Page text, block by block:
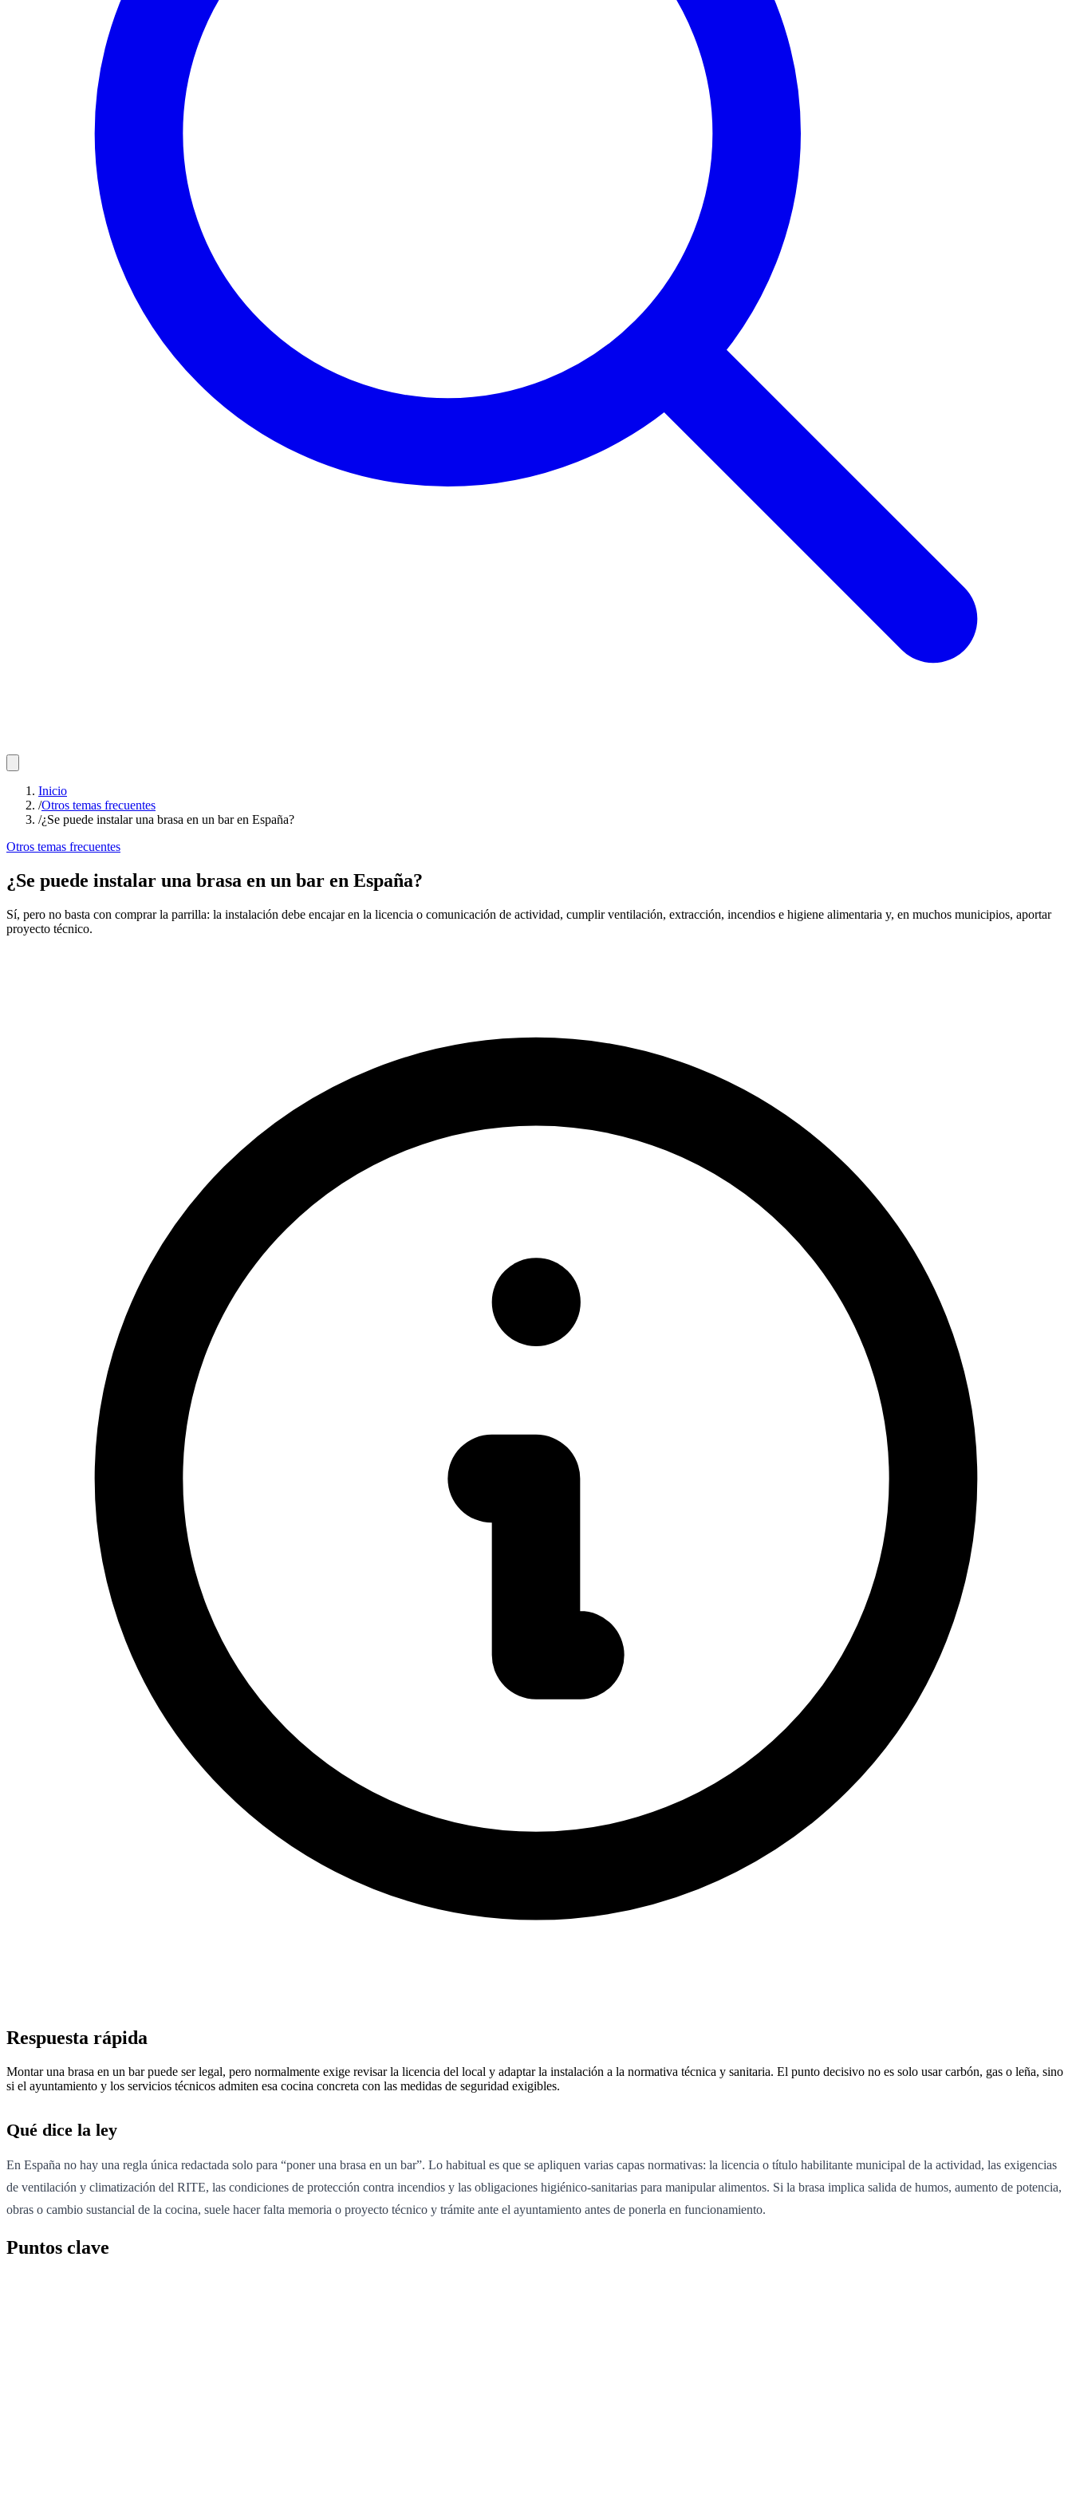
Inicio
/Otros temas frecuentes
/¿Se puede instalar una brasa en un bar en España?
Otros temas frecuentes
¿Se puede instalar una brasa en un bar en España?
Sí, pero no basta con comprar la parrilla: la instalación debe encajar en la licencia o comunicación de actividad, cumplir ventilación, extracción, incendios e higiene alimentaria y, en muchos municipios, aportar
proyecto técnico.
Respuesta rápida
Montar una brasa en un bar puede ser legal, pero normalmente exige revisar la licencia del local y adaptar la instalación a la normativa técnica y sanitaria. El punto decisivo no es solo usar carbón, gas o leña, sino
si el ayuntamiento y los servicios técnicos admiten esa cocina concreta con las medidas de seguridad exigibles.
Qué dice la ley
En España no hay una regla única redactada solo para “poner una brasa en un bar”. Lo habitual es que se apliquen varias capas normativas: la licencia o título habilitante municipal de la actividad, las exigencias
de ventilación y climatización del RITE, las condiciones de protección contra incendios y las obligaciones higiénico-sanitarias para manipular alimentos. Si la brasa implica salida de humos, aumento de potencia,
obras o cambio sustancial de la cocina, suele hacer falta memoria o proyecto técnico y trámite ante el ayuntamiento antes de ponerla en funcionamiento.
Puntos clave